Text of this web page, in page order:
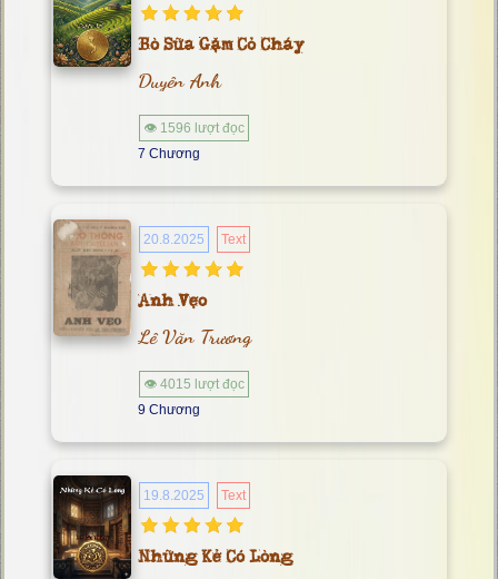
Bò Sữa Gặm Cỏ Cháy
Duyên Anh
👁 1596 lượt đọc
7 Chương
20.8.2025 Text
Anh Vẹo
Lê Văn Trương
👁 4015 lượt đọc
9 Chương
19.8.2025 Text
Những Kẻ Có Lòng